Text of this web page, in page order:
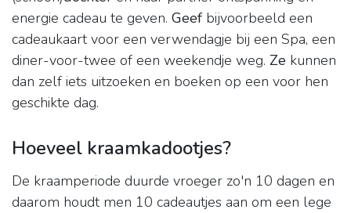
energie cadeau te geven. Geef bijvoorbeeld een
cadeaukaart voor een verwendagje bij een Spa, een
diner-voor-twee of een weekendje weg. Ze kunnen
dan zelf iets uitzoeken en boeken op een voor hen
geschikte dag.
Hoeveel kraamkadootjes?
De kraamperiode duurde vroeger zo'n 10 dagen en
daarom houdt men 10 cadeautjes aan om een lege